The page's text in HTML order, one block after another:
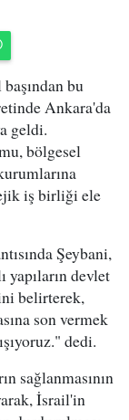
bu
Ankara'da
geldi.
bölgesel
iş birliği ele
Şeybani,
devlet
belirterek,
son vermek
dedi.
sağlanmasının
İsrail'in